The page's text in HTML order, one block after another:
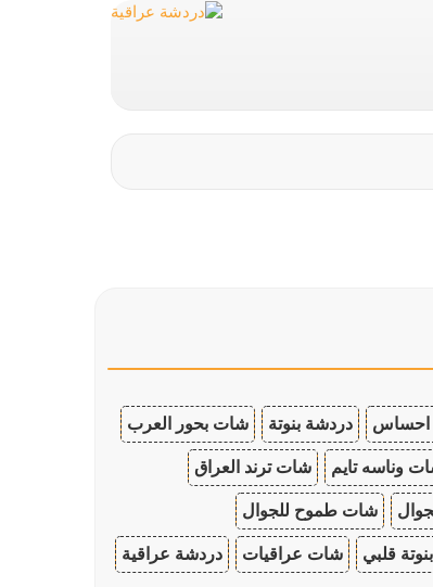
دردشة بنوتة شات بحور العرب
وناسه تايم شات ترند العراق
شات طموح للجوال
قلبي شات عراقيات دردشة عراقية